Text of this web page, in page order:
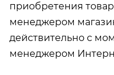
приобретения
менеджером
действительно с
менеджером